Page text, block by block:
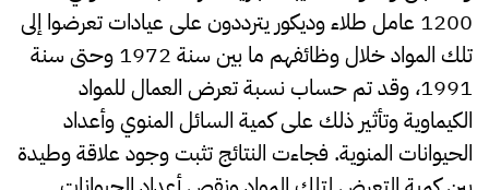
1200 عامل طلاء وديكور يترددون على عيادات تعرضوا إلى
تلك المواد خلال وظائفهم ما بين سنة 1972 وحتى سنة
1991، وقد تم حساب نسبة تعرض العمال للمواد
الكيماوية وتأثير ذلك على كمية السائل المنوي وأعداد
الحيوانات المنوية. فجاءت النتائج تثبت وجود علاقة وطيدة